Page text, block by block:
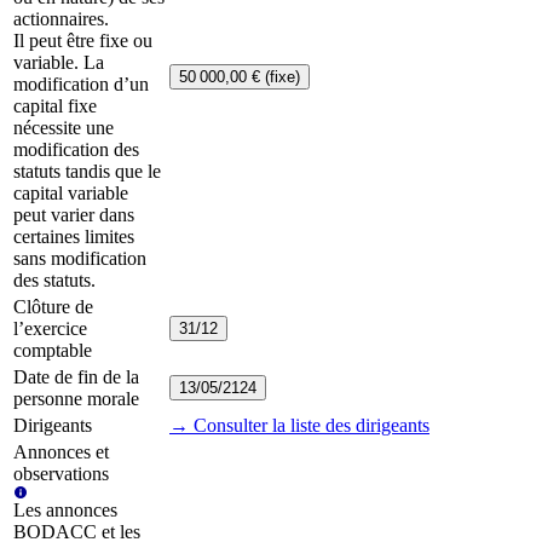
actionnaires.
Il peut être fixe ou
variable. La
modification d’un
capital fixe
nécessite une
modification des
statuts tandis que le
capital variable
peut varier dans
certaines limites
sans modification
des statuts.
50 000,00 € (fixe)
Clôture de
l’exercice
comptable
31/12
Date de fin de la
personne morale
13/05/2124
Dirigeants
→ Consulter la liste des dirigeants
Annonces et
observations
Les annonces
BODACC et les